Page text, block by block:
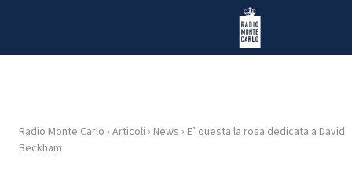
Radio Monte Carlo
HOME
Radio Monte Carlo › Articoli › News › E’ questa la rosa dedicata a David
Beckham